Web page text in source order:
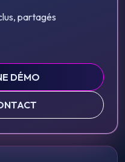
partagés
DÉMO